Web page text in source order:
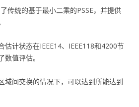
传统的基于最小二乘的PSSE，并提供
估计状态在IEEE14、IEEE118和4200节
值评估。
域间交换的情况下，可以达到所能达到